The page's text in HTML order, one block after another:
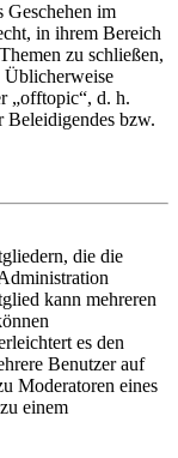
Geschehen im
in ihrem Bereich
zu schließen,
Üblicherweise
„offtopic“, d. h.
Beleidigendes bzw.
die die
kann mehreren
es den
Benutzer auf
Moderatoren eines
einem